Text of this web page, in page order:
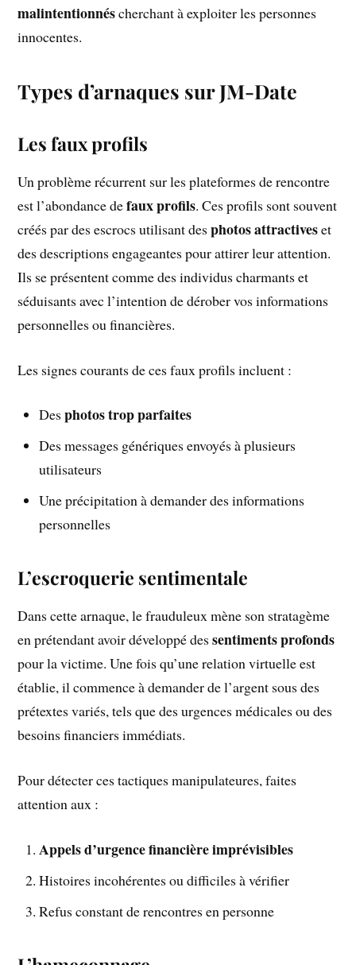
malintentionnéscherchant à exploiter les personnes
innocentes.
Types d’arnaques sur JM-Date
Les faux profils
Un problème récurrent sur les plateformes de rencontre
est l’abondance defaux profils. Ces profils sont souvent
créés par des escrocs utilisant desphotos attractiveset
des descriptions engageantes pour attirer leur attention.
Ils se présentent comme des individus charmants et
séduisants avec l’intention de dérober vos informations
personnelles ou financières.
Les signes courants de ces faux profils incluent :
Desphotos trop parfaites
Des messages génériques envoyés à plusieurs
utilisateurs
Une précipitation à demander des informations
personnelles
L’escroquerie sentimentale
Dans cette arnaque, le frauduleux mène son stratagème
en prétendant avoir développé dessentiments profonds
pour la victime. Une fois qu’une relation virtuelle est
établie, il commence à demander de l’argent sous des
prétextes variés, tels que des urgences médicales ou des
besoins financiers immédiats.
Pour détecter ces tactiques manipulateures, faites
attention aux :
Appels d’urgence financière imprévisibles
Histoires incohérentes ou difficiles à vérifier
Refus constant de rencontres en personne